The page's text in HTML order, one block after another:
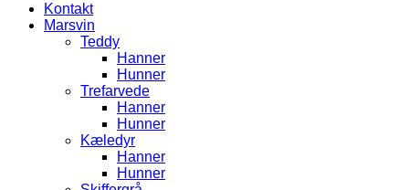
Kontakt
Marsvin
Teddy
Hanner
Hunner
Trefarvede
Hanner
Hunner
Kæledyr
Hanner
Hunner